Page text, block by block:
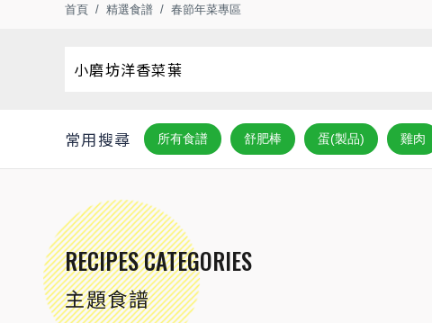
首頁 精選食譜 春節年菜專區
常用搜尋 所有食譜 舒肥棒 蛋(製品) 雞肉
RECIPES CATEGORIES
主題食譜